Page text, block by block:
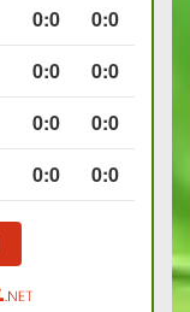
0:0
0:0
0:0
0:0
0:0
0:0
0:0 0:0